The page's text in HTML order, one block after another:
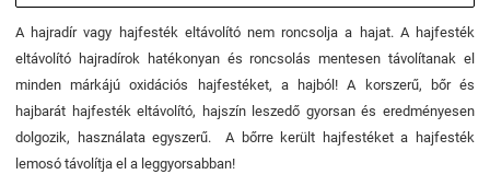
A hajradír vagy hajfesték eltávolító nem roncsolja a hajat. A hajfesték
eltávolító hajradírok hatékonyan és roncsolás mentesen távolítanak el
minden márkájú oxidációs hajfestéket, a hajból! A korszerű, bőr és
hajbarát hajfesték eltávolító, hajszín leszedő gyorsan és eredményesen
dolgozik, használata egyszerű. A bőrre került hajfestéket a hajfesték
lemosó távolítja el a leggyorsabban!